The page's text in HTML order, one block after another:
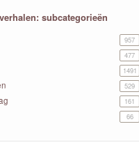
subcategorieën
957
477
1491
529
161
66